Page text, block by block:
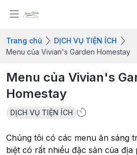
Trang chủ
DỊCH VỤ TIỆN ÍCH
Menu của Vivian's Garden Homestay
Menu của Vivian's
Homestay
DỊCH VỤ TIỆN ÍCH
Chúng tôi có các menu ăn sáng
biệt có rất nhiều đặc sản của